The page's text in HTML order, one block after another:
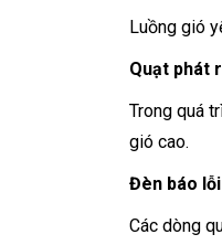
Luồng gió
Quạt phát
Trong quá
gió cao.
Đèn báo
Các dòng